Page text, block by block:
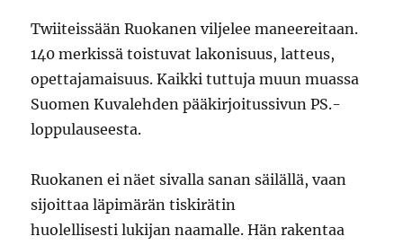
Twiiteissään Ruokanen viljelee maneereitaan.
140 merkissä toistuvat lakonisuus, latteus,
opettajamaisuus. Kaikki tuttuja muun muassa
Suomen Kuvalehden pääkirjoitussivun PS.-
loppulauseesta.
Ruokanen ei näet sivalla sanan säilällä, vaan
sijoittaa läpimärän tiskirätin
huolellisesti lukijan naamalle. Hän rakentaa